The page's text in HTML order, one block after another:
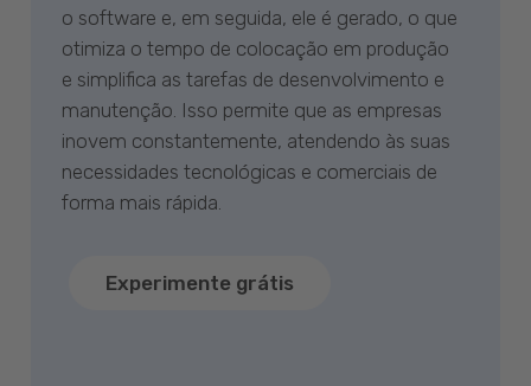
o software e, em seguida, ele é gerado, o que
otimiza o tempo de colocação em produção
e simplifica as tarefas de desenvolvimento e
manutenção. Isso permite que as empresas
inovem constantemente, atendendo às suas
necessidades tecnológicas e comerciais de
forma mais rápida.
Experimente grátis